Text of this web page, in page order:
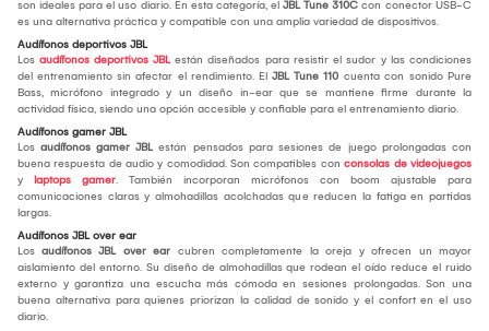
son ideales para el uso diario. En esta categoría, el JBL Tune 310C con conector USB-C
es una alternativa práctica y compatible con una amplia variedad de dispositivos.
Audífonos deportivos JBL
Los audífonos deportivos JBLestán diseñados para resistir el sudor y las condiciones
del entrenamiento sin afectar el rendimiento. El JBL Tune 110 cuenta con sonido Pure
Bass, micrófono integrado y un diseño in-ear que se mantiene firme durante la
actividad física, siendo una opción accesible y confiable para el entrenamiento diario.
Audífonos gamer JBL
Los audífonos gamer JBLestán pensados para sesiones de juego prolongadas con
buena respuesta de audio y comodidad. Son compatibles con consolas de videojuegos
y laptops gamer. También incorporan micrófonos con boom ajustable para
comunicaciones claras y almohadillas acolchadas que reducen la fatiga en partidas
largas.
Audífonos JBL over ear
Los audífonos JBL over ear cubren completamente la oreja y ofrecen un mayor
aislamiento del entorno. Su diseño de almohadillas que rodean el oído reduce el ruido
externo y garantiza una escucha más cómoda en sesiones prolongadas. Son una
buena alternativa para quienes priorizan la calidad de sonido y el confort en el uso
diario.